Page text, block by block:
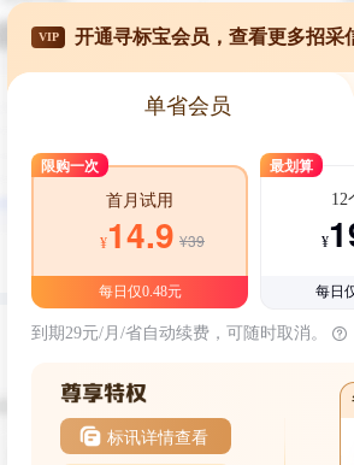
VIP 开通寻标宝会员，查看更多招采
单省会员
限购一次
首月试用
¥14.9 ¥39
每日仅0.48元
最划算
12
¥
每日
到期29元/月/省自动续费，可随时取消。
标讯详情查看